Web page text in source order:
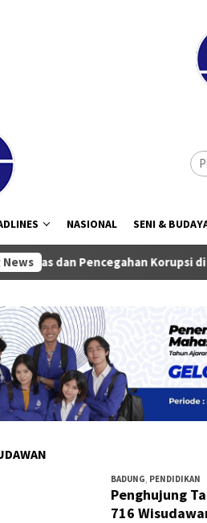
NASIONAL SENI &
News
Pencegahan Korupsi di Surabaya
BADUNG PENDIDIKAN
Penghujung
716